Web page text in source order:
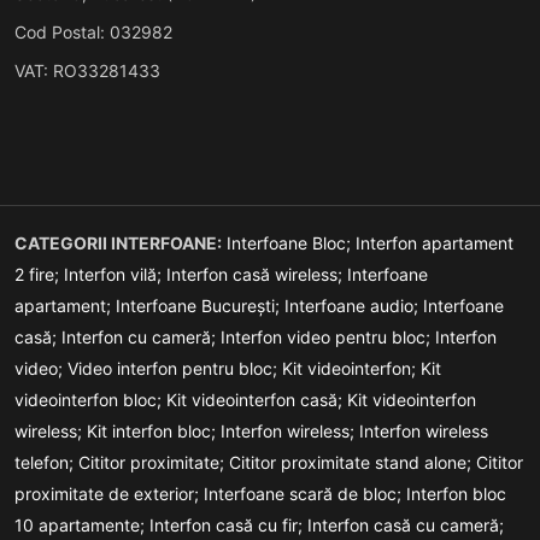
Cod Postal: 032982
VAT: RO33281433
CATEGORII INTERFOANE: Interfoane Bloc; Interfon apartament
2 fire; Interfon vilă; Interfon casă wireless; Interfoane
apartament; Interfoane București; Interfoane audio; Interfoane
casă; Interfon cu cameră; Interfon video pentru bloc; Interfon
video; Video interfon pentru bloc; Kit videointerfon; Kit
videointerfon bloc; Kit videointerfon casă; Kit videointerfon
wireless; Kit interfon bloc; Interfon wireless; Interfon wireless
telefon; Cititor proximitate; Cititor proximitate stand alone; Cititor
proximitate de exterior; Interfoane scară de bloc; Interfon bloc
10 apartamente; Interfon casă cu fir; Interfon casă cu cameră;